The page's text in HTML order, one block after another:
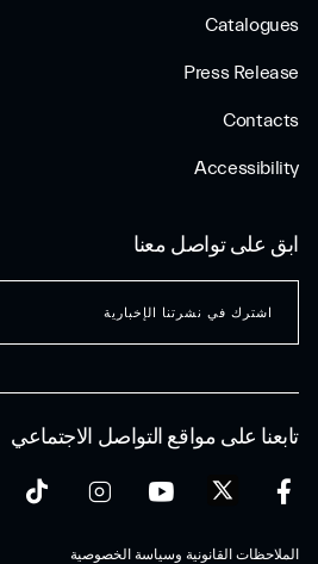
Catalogues
Press Release
Contacts
Accessibility
تابعنا على مواقع التواصل الاجتماعي
الملاحظات القانونية وسياسة الخصوصية
ابق على تواصل معنا
اشترك في نشرتنا الإخبارية